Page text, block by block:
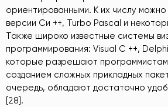
ориентированными. К их числу
версии Си ++, Turbo Pascal и
Также широко известные системы
программирования: Visual C ++,
которые разрешают
созданием сложных прикладных
очередь, обладают достаточно
[28].